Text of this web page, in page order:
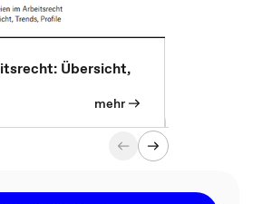
Übersicht,
mehr